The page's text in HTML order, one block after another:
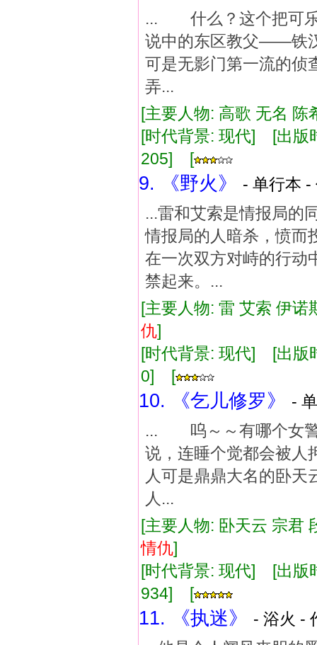
... 什么？这个把可
说中的东区教父——
可是无影门第一流
弄...
[主要人物: 高歌 无名
[时代背景: 现代] [出
205] [
9. 《野火》
- 单行本
...雷和艾索是情报局的
情报局的人暗杀，愤而
在一次双方对峙的行动
禁起来。...
[主要人物: 雷 艾索 伊
仇]
[时代背景: 现代] [出
0] [
10. 《乞儿修罗》
-
... 呜～～有哪个女警
说，连睡个觉都会被人
人可是鼎鼎大名的卧
人...
[主要人物: 卧天云 宗
情仇]
[时代背景: 现代] [出
934] [
11. 《执迷》
- 浴火 -